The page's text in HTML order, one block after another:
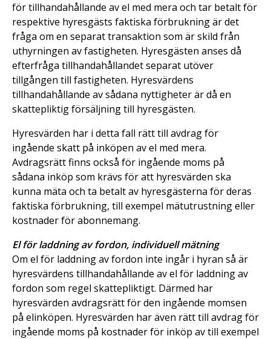
för tillhandahållande av el med mera och tar betalt för
respektive hyresgästs faktiska förbrukning är det
fråga om en separat transaktion som är skild från
uthyrningen av fastigheten. Hyresgästen anses då
efterfråga tillhandahållandet separat utöver
tillgången till fastigheten. Hyresvärdens
tillhandahållande av sådana nyttigheter är då en
skattepliktig försäljning till hyresgästen.
Hyresvärden har i detta fall rätt till avdrag för
ingående skatt på inköpen av el med mera.
Avdragsrätt finns också för ingående moms på
sådana inköp som krävs för att hyresvärden ska
kunna mäta och ta betalt av hyresgästerna för deras
faktiska förbrukning, till exempel mätutrustning eller
kostnader för abonnemang.
El för laddning av fordon, individuell mätning
Om el för laddning av fordon inte ingår i hyran så är
hyresvärdens tillhandahållande av el för laddning av
fordon som regel skattepliktigt. Därmed har
hyresvärden avdragsrätt för den ingående momsen
på elinköpen. Hyresvärden har även rätt till avdrag för
ingående moms på kostnader för inköp av till exempel